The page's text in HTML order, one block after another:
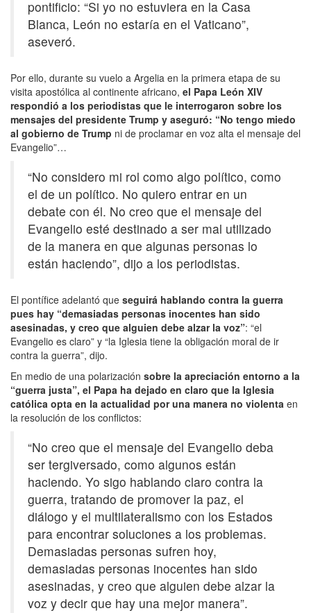
pontificio: “Si yo no estuviera en la Casa
Blanca, León no estaría en el Vaticano”,
aseveró.
Por ello, durante su vuelo a Argelia en la primera etapa de su
visita apostólica al continente africano, el Papa León XIV
respondió a los periodistas que le interrogaron sobre los
mensajes del presidente Trump y aseguró: “No tengo miedo
al gobierno de Trump ni de proclamar en voz alta el mensaje del
Evangelio”…
“No considero mi rol como algo político, como
el de un político. No quiero entrar en un
debate con él. No creo que el mensaje del
Evangelio esté destinado a ser mal utilizado
de la manera en que algunas personas lo
están haciendo”, dijo a los periodistas.
El pontífice adelantó que seguirá hablando contra la guerra
pues hay “demasiadas personas inocentes han sido
asesinadas, y creo que alguien debe alzar la voz”: “el
Evangelio es claro” y “la Iglesia tiene la obligación moral de ir
contra la guerra”, dijo.
En medio de una polarización sobre la apreciación entorno a la
“guerra justa”, el Papa ha dejado en claro que la Iglesia
católica opta en la actualidad por una manera no violenta en
la resolución de los conflictos:
“No creo que el mensaje del Evangelio deba
ser tergiversado, como algunos están
haciendo. Yo sigo hablando claro contra la
guerra, tratando de promover la paz, el
diálogo y el multilateralismo con los Estados
para encontrar soluciones a los problemas.
Demasiadas personas sufren hoy,
demasiadas personas inocentes han sido
asesinadas, y creo que alguien debe alzar la
voz y decir que hay una mejor manera”.